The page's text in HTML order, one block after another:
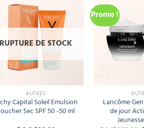
Add
to
RUPTURE DE STOCK
AUTRES
Capital Soleil Emulsion
Sec SPF 50 -50 ml
Promo !
Lancôme
de jour